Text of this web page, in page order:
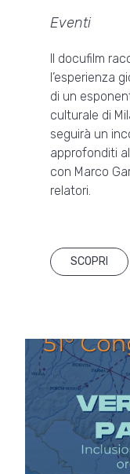
Eventi
Il docufilm
l’esperienza
di un
culturale di
seguirà un
approfonditi
con Marco
relatori.
SCOPRI